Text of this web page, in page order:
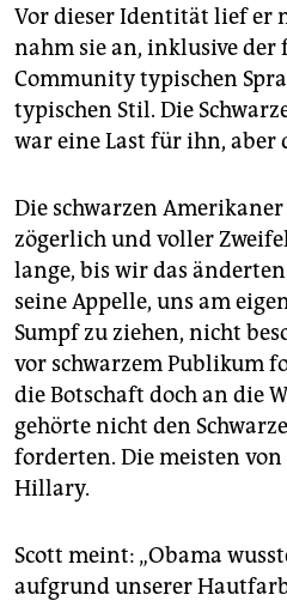
Vor dieser Identität lief er
nahm sie an, inklusive der
Community typischen
typischen Stil. Die
war eine Last für ihn, aber
Die schwarzen
zögerlich und voller
lange, bis wir das
seine Appelle, uns am
Sumpf zu ziehen, nicht
vor schwarzem Publikum
die Botschaft doch an die
gehörte nicht den
forderten. Die meisten
Hillary.
Scott meint: „Obama
aufgrund unserer